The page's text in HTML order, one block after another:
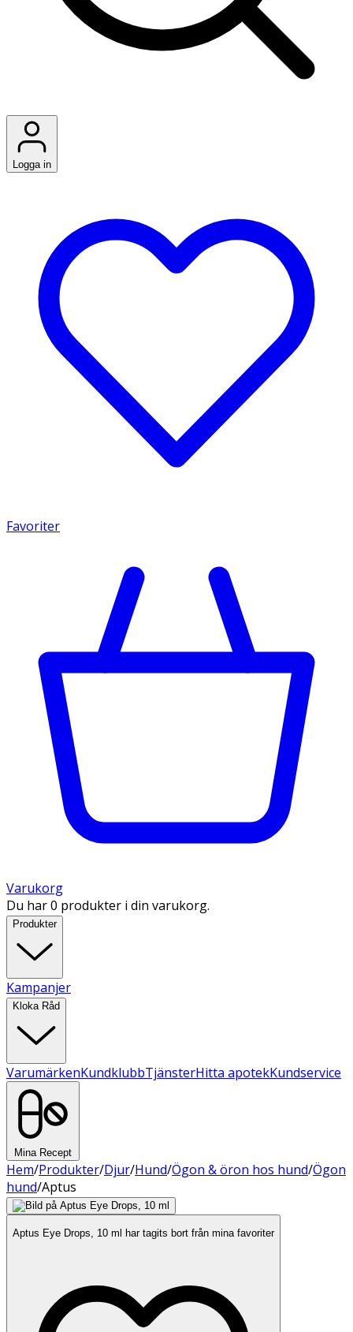
Logga in
Favoriter
Varukorg
Du har 0 produkter i din varukorg.
Produkter
Kampanjer
Kloka Råd
VarumärkenKundklubbTjänsterHitta apotekKundservice
Mina Recept
Hem/Produkter/Djur/Hund/Ögon & öron hos hund/Ögon
hund/Aptus
Aptus Eye Drops, 10 ml har tagits bort från mina favoriter